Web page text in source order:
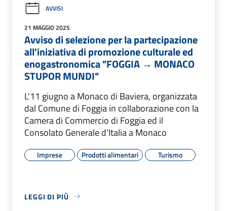
AVVISI
21 MAGGIO 2025
Avviso di selezione per la partecipazione
all'iniziativa di promozione culturale ed
enogastronomica "FOGGIA → MONACO
STUPOR MUNDI"
L'11 giugno a Monaco di Baviera, organizzata
dal Comune di Foggia in collaborazione con la
Camera di Commercio di Foggia ed il
Consolato Generale d'Italia a Monaco
Imprese Prodotti alimentari Turismo
LEGGI DI PIÙ